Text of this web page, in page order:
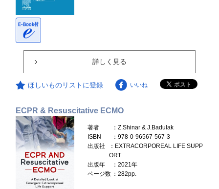
詳しく見る
ほしいものリストに登録 いいね
ECPR & Resuscitative ECMO
著者
：Z.Shinar & J.Badulak
ISBN
：978-0-96567-567-3
出版社
：EXTRACORPOREAL LIFE SUPP
ORT
出版年
：2021年
ページ数 ：282pp.